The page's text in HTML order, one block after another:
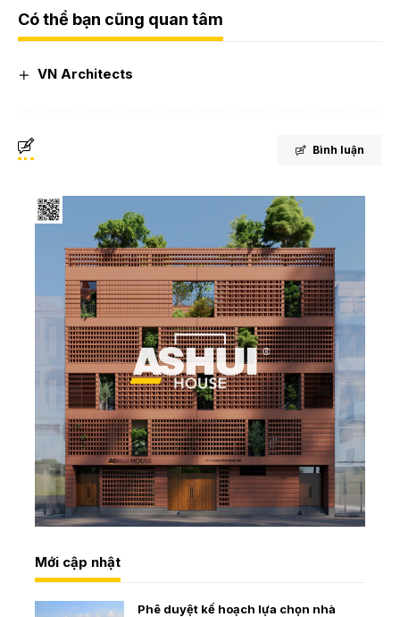
Có thể bạn cũng quan tâm
VN Architects
Bình luận
Mới cập nhật
Phê duyệt kế hoạch lựa chọn nhà